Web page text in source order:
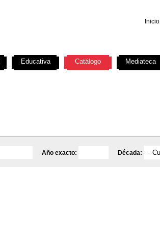
Inicio
Año exacto: Década:
Educativa Catálogo Mediateca